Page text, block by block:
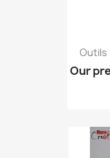
Outils
Our